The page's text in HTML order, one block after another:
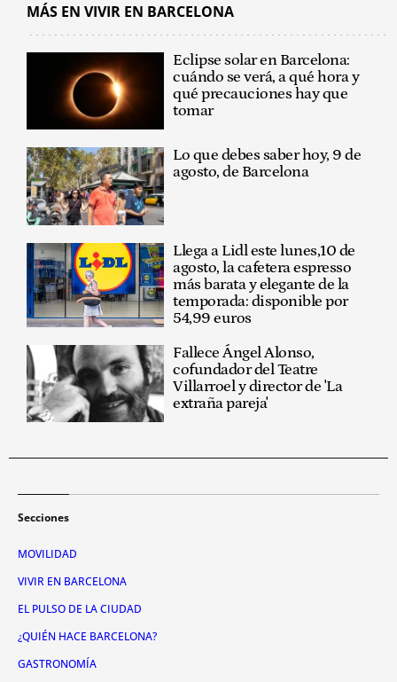
MÁS EN VIVIR EN BARCELONA
Eclipse solar en Barcelona:
cuándo se verá, a qué hora y
qué precauciones hay que
tomar
Lo que debes saber hoy, 9 de
agosto, de Barcelona
Llega a Lidl este lunes,10 de
agosto, la cafetera espresso
más barata y elegante de la
temporada: disponible por
54,99 euros
Fallece Ángel Alonso,
cofundador del Teatre
Villarroel y director de 'La
extraña pareja'
Secciones
MOVILIDAD
VIVIR EN BARCELONA
EL PULSO DE LA CIUDAD
¿QUIÉN HACE BARCELONA?
GASTRONOMÍA